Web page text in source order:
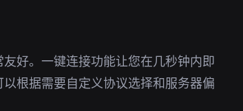
好。一键连接功能让您在几秒钟内即
根据需要自定义协议选择和服务器偏